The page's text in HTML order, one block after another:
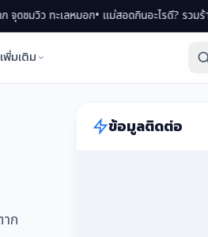
หมอก• แม่สอดกินอะไรดี? รวมร้านอาหารเด็ด
พิ่มเติม
ก
ข้อมูลติดต่อ